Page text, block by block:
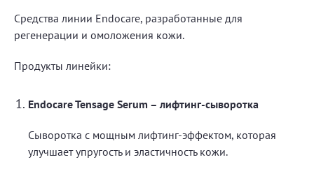
Средства линии Endocare, разработанные для
регенерации и омоложения кожи.
Продукты линейки:
Endocare Tensage Serum – лифтинг-сыворотка
Сыворотка с мощным лифтинг-эффектом, которая
улучшает упругость и эластичность кожи.